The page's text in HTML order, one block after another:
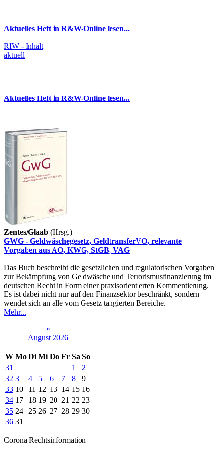
Aktuelles Heft in R&W-Online lesen...
RIW - Inhalt
aktuell
Aktuelles Heft in R&W-Online lesen...
Zentes/Glaab (Hrsg.)
GWG - Geldwäschegesetz, GeldtransferVO, relevante
Vorgaben aus AO, KWG, StGB, VAG
Das Buch beschreibt die gesetzlichen und regulatorischen Vorgaben
zur Bekämpfung von Geldwäsche und Terrorismusfinanzierung im
deutschen Recht in Form einer praxisorientierten Kommentierung.
Es ist dabei nicht nur auf den Finanzsektor beschränkt, sondern
wendet sich an alle vom Gesetz tangierten Bereiche.
Mehr...
«
August 2026
W Mo Di Mi Do Fr Sa So
31
1
2
32 3 4 5 6 7 8
9
33 10 11 12 13 14 15 16
34 17 18 19 20 21 22 23
35 24 25 26 27 28 29 30
36 31
Corona Rechtsinformation